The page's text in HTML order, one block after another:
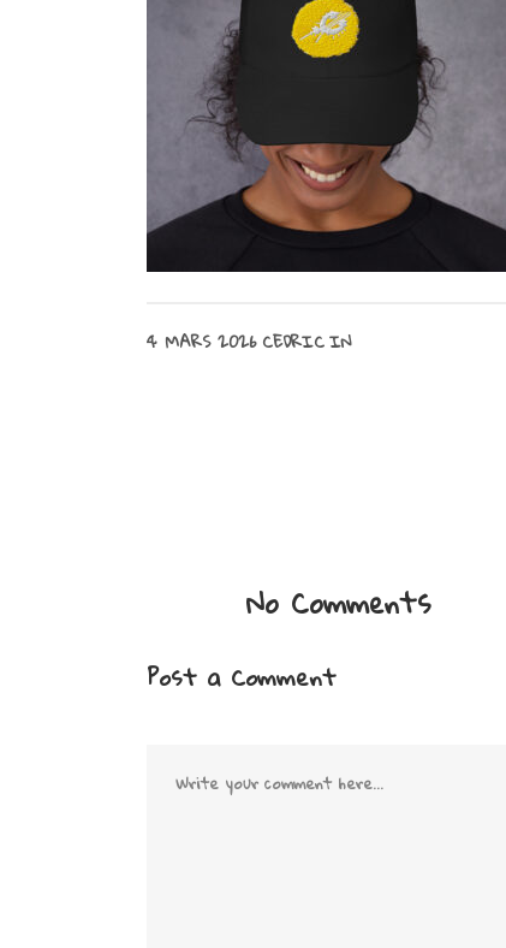
4 MARS 2026CEDRICIN
No Comments
Post a Comment